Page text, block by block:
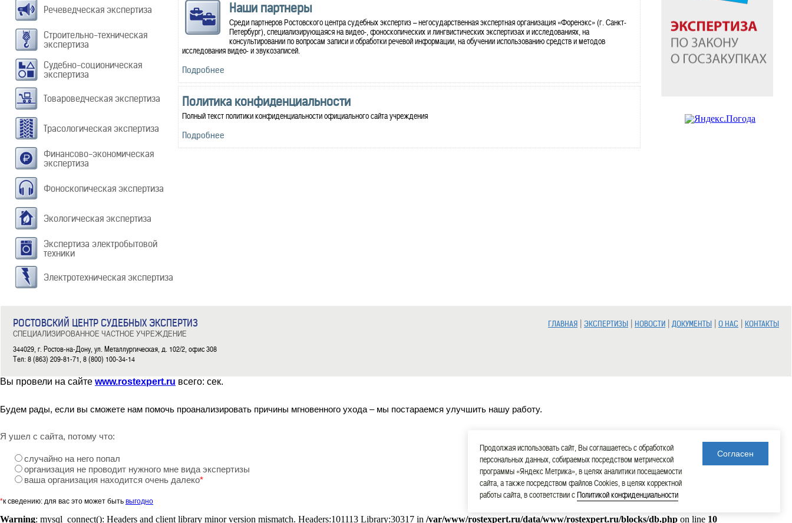
Речеведческая экспертиза
Строительно-техническая
экспертиза
Судебно-соционическая
экспертиза
Товароведческая экспертиза
Трасологическая экспертиза
Финансово-экономическая
экспертиза
Фоноскопическая экспертиза
Экологическая экспертиза
Экспертиза электробытовой
техники
Электротехническая экспертиза
Наши партнеры
Среди партнеров Ростовского центра судебных экспертиз – негосударственная экспертная организация «Форенэкс» (г. Санкт-
Петербург), специализирующаяся на видео-, фоноскопических и лингвистических экспертизах и исследованиях, на
консультировании по вопросам записи и обработки речевой информации, на обучении использованию средств и методов
исследования видео- и звукозаписей.
Подробнее
Политика конфиденциальности
Полный текст политики конфиденциальности официального сайта учреждения
Подробнее
РОСТОВСКИЙ ЦЕНТР СУДЕБНЫХ ЭКСПЕРТИЗ
СПЕЦИАЛИЗИРОВАННОЕ ЧАСТНОЕ УЧРЕЖДЕНИЕ
344029, г. Ростов-на-Дону, ул. Металлургическая, д. 102/2, офис 308
Тел: 8 (863) 209-81-71, 8 (800) 100-34-14
ГЛАВНАЯ | ЭКСПЕРТИЗЫ | НОВОСТИ | ДОКУМЕНТЫ | О НАС | КОНТАКТЫ
Вы провели на сайте www.rostexpert.ru всего: сек.
Будем рады, если вы сможете нам помочь проанализировать причины мгновенного ухода – мы постараемся улучшить нашу работу.
Я ушел с сайта, потому что:
случайно на него попал
организация не проводит нужного мне вида экспертизы
ваша организация находится очень далеко*
*к сведению: для вас это может быть выгодно
Warning: mysql_connect(): Headers and client library minor version mismatch. Headers:101113 Library:30317 in /var/www/rostexpert.ru/data/www/rostexpert.ru/blocks/db.php on line 10
Продолжая использовать сайт, Вы соглашаетесь с обработкой
персональных данных, собираемых посредством метрической
программы «Яндекс Метрика», в целях аналитики посещаемости
сайта, а также посредством файлов Cookies, в целях корректной
работы сайта, в соответствии сПолитикой конфиденциальности
Согласен